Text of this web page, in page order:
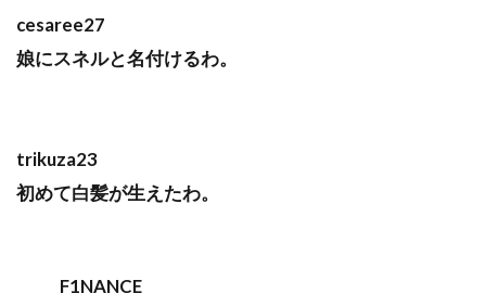
cesaree27
娘にスネルと名付けるわ。
trikuza23
初めて白髪が生えたわ。
F1NANCE